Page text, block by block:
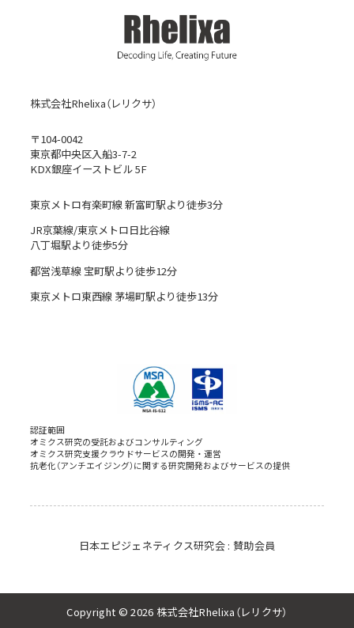
株式会社Rhelixa（レリクサ）
〒104-0042
東京都中央区入船3-7-2
KDX銀座イーストビル 5F
東京メトロ有楽町線 新富町駅より徒歩3分
JR京葉線/東京メトロ日比谷線
八丁堀駅より徒歩5分
都営浅草線 宝町駅より徒歩12分
東京メトロ東西線 茅場町駅より徒歩13分
認証範囲
オミクス研究の受託およびコンサルティング
オミクス研究支援クラウドサービスの開発・運営
抗老化（アンチエイジング）に関する研究開発およびサービスの提供
日本エピジェネティクス研究会 : 賛助会員
Copyright © 2026 株式会社Rhelixa（レリクサ）